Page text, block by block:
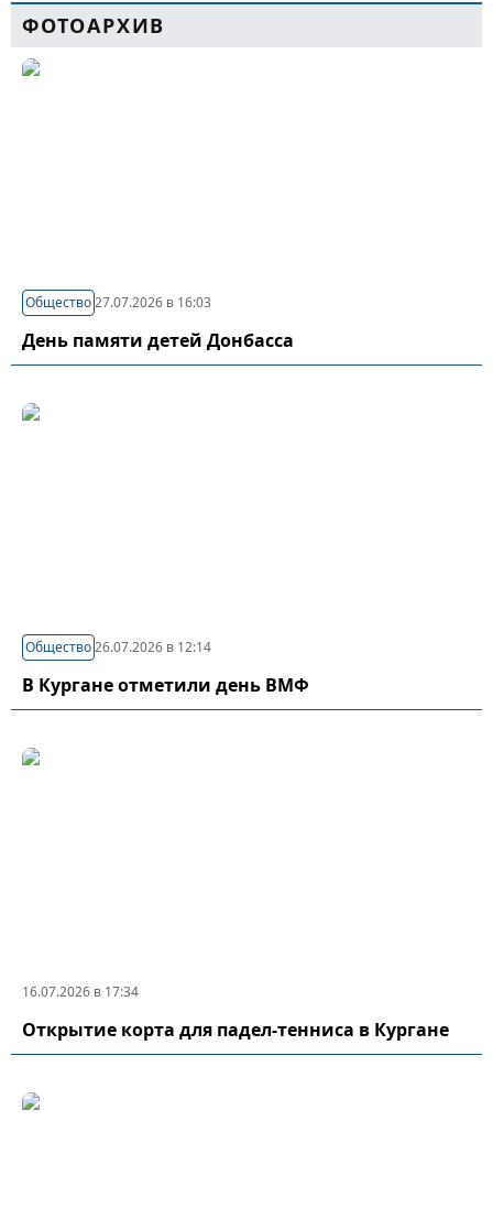
ФОТОАРХИВ
Общество27.07.2026 в 16:03
День памяти детей Донбасса
Общество26.07.2026 в 12:14
В Кургане отметили день ВМФ
16.07.2026 в 17:34
Открытие корта для падел-тенниса в Кургане